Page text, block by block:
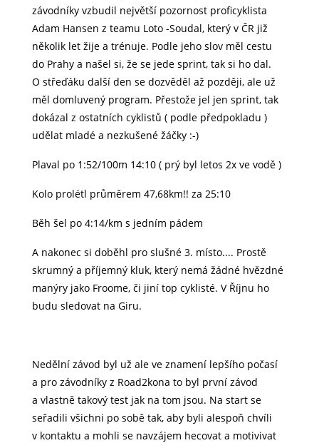
závodníky vzbudil největší pozornost proficyklista
Adam Hansen z teamu Loto -Soudal, který v ČR již
několik let žije a trénuje. Podle jeho slov měl cestu
do Prahy a našel si, že se jede sprint, tak si ho dal.
O střeďáku další den se dozvěděl až později, ale už
měl domluvený program. Přestože jel jen sprint, tak
dokázal z ostatních cyklistů ( podle předpokladu )
udělat mladé a nezkušené žáčky :-)
Plaval po 1:52/100m 14:10 ( prý byl letos 2x ve vodě )
Kolo prolétl průměrem 47,68km!! za 25:10
Běh šel po 4:14/km s jedním pádem
A nakonec si doběhl pro slušné 3. místo.... Prostě
skrumný a příjemný kluk, který nemá žádné hvězdné
manýry jako Froome, či jiní top cyklisté. V Říjnu ho
budu sledovat na Giru.
Nedělní závod byl už ale ve znamení lepšího počasí
a pro závodníky z Road2kona to byl první závod
a vlastně takový test jak na tom jsou. Na start se
seřadili všichni po sobě tak, aby byli alespoň chvíli
v kontaktu a mohli se navzájem hecovat a motivivat